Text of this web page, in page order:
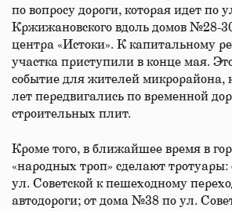
по вопросу дороги, которая идет по
Кржижановского вдоль домов №28-
центра «Истоки». К капитальному
участка приступили в конце мая.
событие для жителей микрорайона,
лет передвигались по временной
строительных плит.
Кроме того, в ближайшее время в
«народных троп» сделают
ул. Советской к пешеходному
автодороги; от дома №38 по ул.